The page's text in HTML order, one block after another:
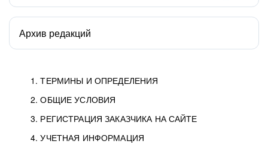
1. ТЕРМИНЫ И ОПРЕДЕЛЕНИЯ
2. ОБЩИЕ УСЛОВИЯ
3. РЕГИСТРАЦИЯ ЗАКАЗЧИКА НА САЙТЕ
4. УЧЕТНАЯ ИНФОРМАЦИЯ
Архив редакций